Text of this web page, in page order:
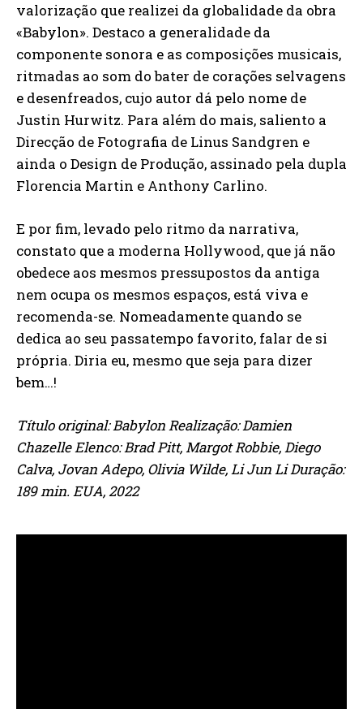
valorização que realizei da globalidade da obra
«Babylon». Destaco a generalidade da
componente sonora e as composições musicais,
ritmadas ao som do bater de corações selvagens
e desenfreados, cujo autor dá pelo nome de
Justin Hurwitz. Para além do mais, saliento a
Direcção de Fotografia de Linus Sandgren e
ainda o Design de Produção, assinado pela dupla
Florencia Martin e Anthony Carlino.
E por fim, levado pelo ritmo da narrativa,
constato que a moderna Hollywood, que já não
obedece aos mesmos pressupostos da antiga
nem ocupa os mesmos espaços, está viva e
recomenda-se. Nomeadamente quando se
dedica ao seu passatempo favorito, falar de si
própria. Diria eu, mesmo que seja para dizer
bem…!
Título original: Babylon Realização: Damien
Chazelle Elenco: Brad Pitt, Margot Robbie, Diego
Calva, Jovan Adepo, Olivia Wilde, Li Jun Li Duração:
189 min. EUA, 2022